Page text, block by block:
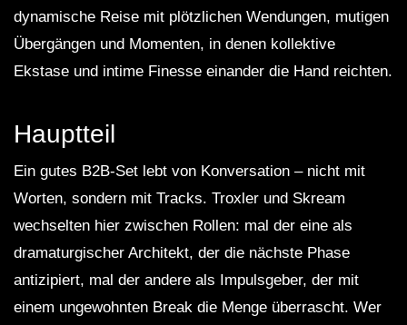
dynamische Reise mit plötzlichen Wendungen, mutigen
Übergängen und Momenten, in denen kollektive
Ekstase und intime Finesse einander die Hand reichten.
Hauptteil
Ein gutes B2B-Set lebt von Konversation – nicht mit
Worten, sondern mit Tracks. Troxler und Skream
wechselten hier zwischen Rollen: mal der eine als
dramaturgischer Architekt, der die nächste Phase
antizipiert, mal der andere als Impulsgeber, der mit
einem ungewohnten Break die Menge überrascht. Wer